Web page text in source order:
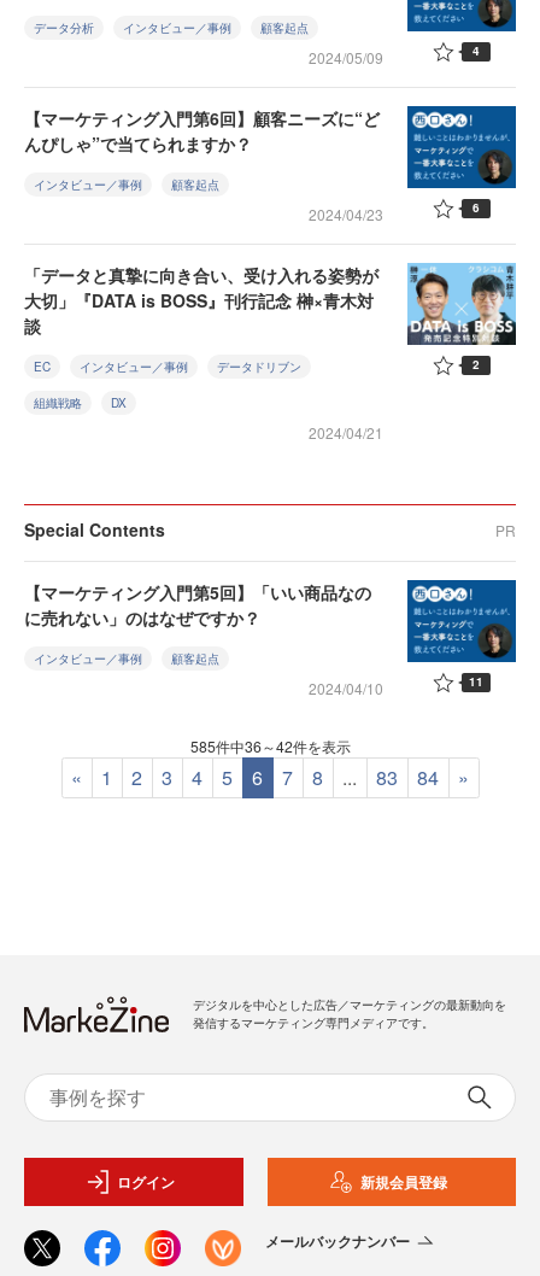
データ分析 インタビュー／事例 顧客起点
2024/05/09 4
【マーケティング入門第6回】顧客ニーズに“ど
んぴしゃ”で当てられますか？
インタビュー／事例 顧客起点
2024/04/23 6
「データと真摯に向き合い、受け入れる姿勢が
大切」『DATA is BOSS』刊行記念 榊×青木対
談
EC インタビュー／事例 データドリブン
組織戦略 DX
2024/04/21
2
Special Contents PR
【マーケティング入門第5回】「いい商品なの
に売れない」のはなぜですか？
インタビュー／事例 顧客起点
2024/04/10 11
585件中36～42件を表示
« 1 2 3 4 5 6 7 8 ... 83 84 »
デジタルを中心とした広告／マーケティングの最新動向を
発信するマーケティング専門メディアです。
ログイン 新規会員登録
メールバックナンバー